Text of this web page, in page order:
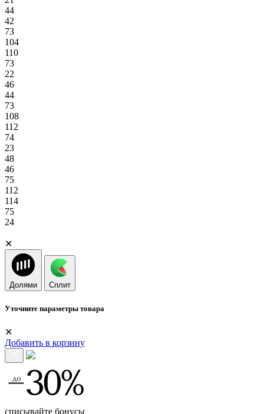
44
42
73
104
110
73
22
46
44
73
108
112
74
23
48
46
75
112
114
75
24
✕
Долями Сплит
Уточните параметры товара
✕
Добавить в корзину
списывайте бонусы